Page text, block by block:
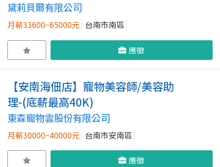
黛莉貝爾有限公司
月薪33600~65000元 台南市南區
應徵
【安南海佃店】寵物美容師/美容助
理-(底薪最高40K)
東森寵物雲股份有限公司
月薪30000~40000元 台南市安南區
應徵